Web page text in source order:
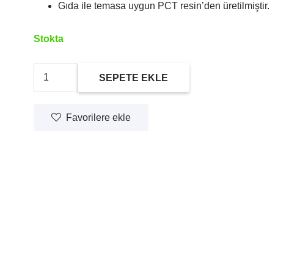
Gıda ile temasa uygun PCT resin’den üretilmiştir.
Stokta
Hario
SUIREN
SEPETE EKLE
Favorilere ekle